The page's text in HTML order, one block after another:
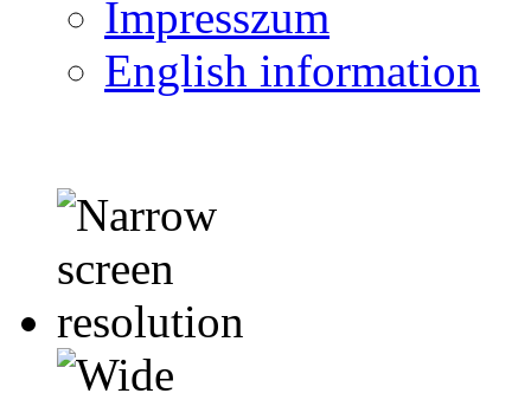
Impresszum
English information